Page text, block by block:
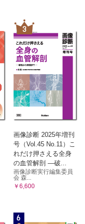
3
画像診断 2025年増刊
号（Vol.45 No.11）こ
れだけ押さえる全身
の血管解剖 ―破...
画像診断実行編集委員
会 森...
￥6,600
6